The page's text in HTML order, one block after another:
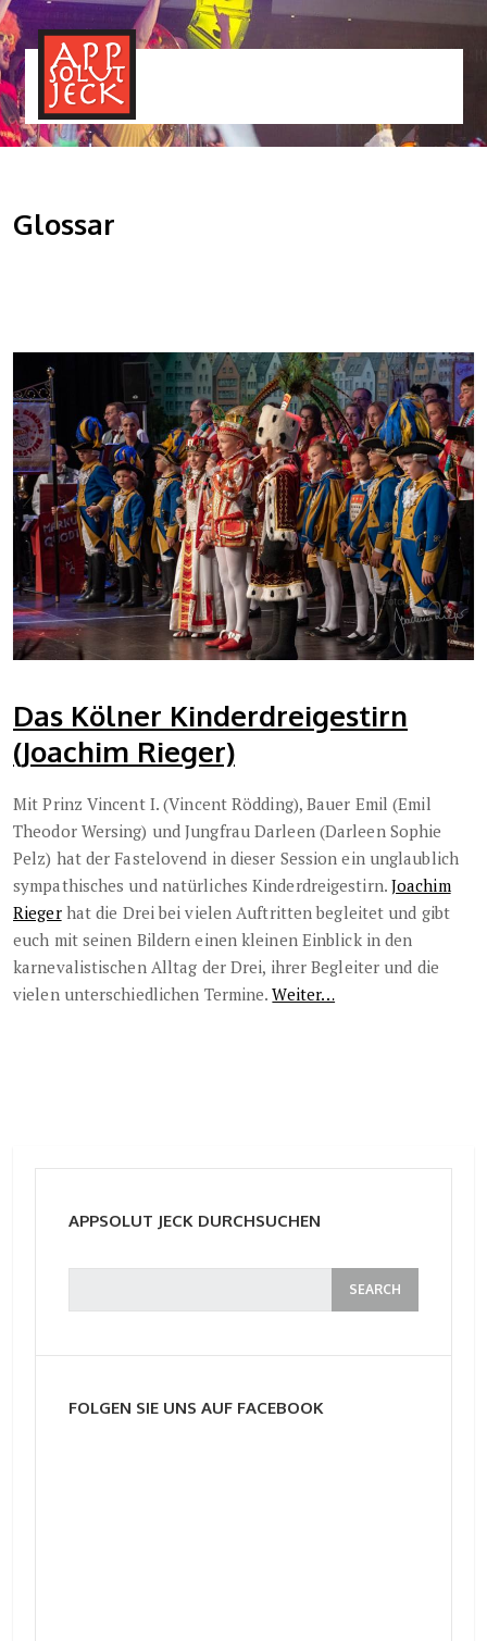
Glossar
Das Kölner Kinderdreigestirn
(Joachim Rieger)
Mit Prinz Vincent I. (Vincent Rödding), Bauer Emil (Emil
Theodor Wersing) und Jungfrau Darleen (Darleen Sophie
Pelz) hat der Fastelovend in dieser Session ein unglaublich
sympathisches und natürliches Kinderdreigestirn. Joachim
Riegerhat die Drei bei vielen Auftritten begleitet und gibt
euch mit seinen Bildern einen kleinen Einblick in den
karnevalistischen Alltag der Drei, ihrer Begleiter und die
vielen unterschiedlichen Termine.Weiter…
APPSOLUT JECK DURCHSUCHEN
FOLGEN SIE UNS AUF FACEBOOK